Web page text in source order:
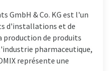
GmbH & Co. KG est l'un
d'installations et de
production de produits
pharmaceutique,
représente une